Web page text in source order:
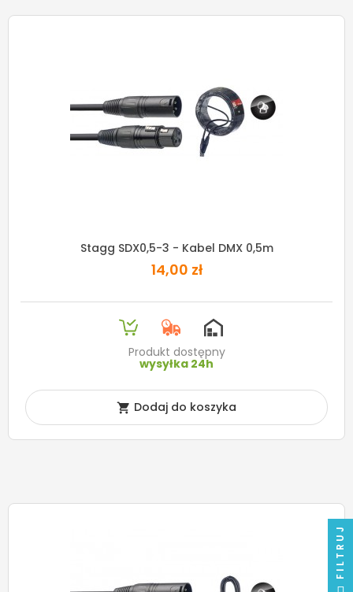
Stagg SDX0,5-3 - Kabel DMX 0,5m
14,00 zł
Produkt dostępny
wysyłka 24h
 Dodaj do koszyka
FILTRUJ